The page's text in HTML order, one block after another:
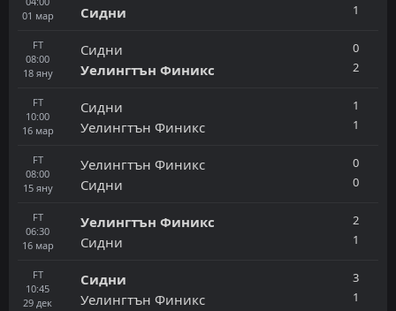
01 мар
Сидни
1
FT
08:00
18 яну
Сидни
Уелингтън Финикс
0
2
FT
10:00
16 мар
Сидни
Уелингтън Финикс
1
1
FT
08:00
15 яну
Уелингтън Финикс
Сидни
0
0
FT
06:30
16 мар
Уелингтън Финикс
Сидни
2
1
FT
10:45
29 дек
Сидни
Уелингтън Финикс
3
1